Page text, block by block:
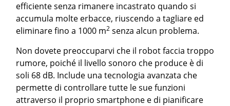
efficiente senza rimanere incastrato quando si
accumula molte erbacce, riuscendo a tagliare ed
eliminare fino a 1000 m2 senza alcun problema.
Non dovete preoccuparvi che il robot faccia troppo
rumore, poiché il livello sonoro che produce è di
soli 68 dB. Include una tecnologia avanzata che
permette di controllare tutte le sue funzioni
attraverso il proprio smartphone e di pianificare